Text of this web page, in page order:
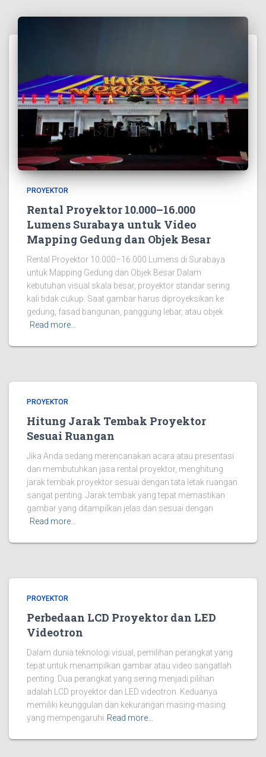
PROYEKTOR
Rental Proyektor 10.000–16.000
Lumens Surabaya untuk Video
Mapping Gedung dan Objek Besar
Rental Proyektor 10.000–16.000 Lumens di Surabaya
untuk Mapping Gedung dan Objek Besar Dalam
kebutuhan visual skala besar, proyektor standar sering
kali tidak cukup. Saat gambar harus diproyeksikan ke
gedung, fasad bangunan, panggung lebar, atau objek
Read more…
PROYEKTOR
Hitung Jarak Tembak Proyektor
Sesuai Ruangan
Jika Anda sedang merencanakan acara atau presentasi
dan membutuhkan jasa rental proyektor, menghitung
jarak tembak proyektor sesuai dengan tata letak ruangan
sangat penting. Jarak tembak yang tepat memastikan
gambar yang ditampilkan jelas dan sesuai dengan
Read more…
PROYEKTOR
Perbedaan LCD Proyektor dan LED
Videotron
Dalam dunia teknologi visual, pemilihan perangkat yang
tepat untuk menampilkan gambar atau video sangatlah
penting. Dua perangkat yang sering menjadi pilihan
adalah LCD proyektor dan LED videotron. Keduanya
memiliki keunggulan dan kekurangan masing-masing
yang mempengaruhi Read more…